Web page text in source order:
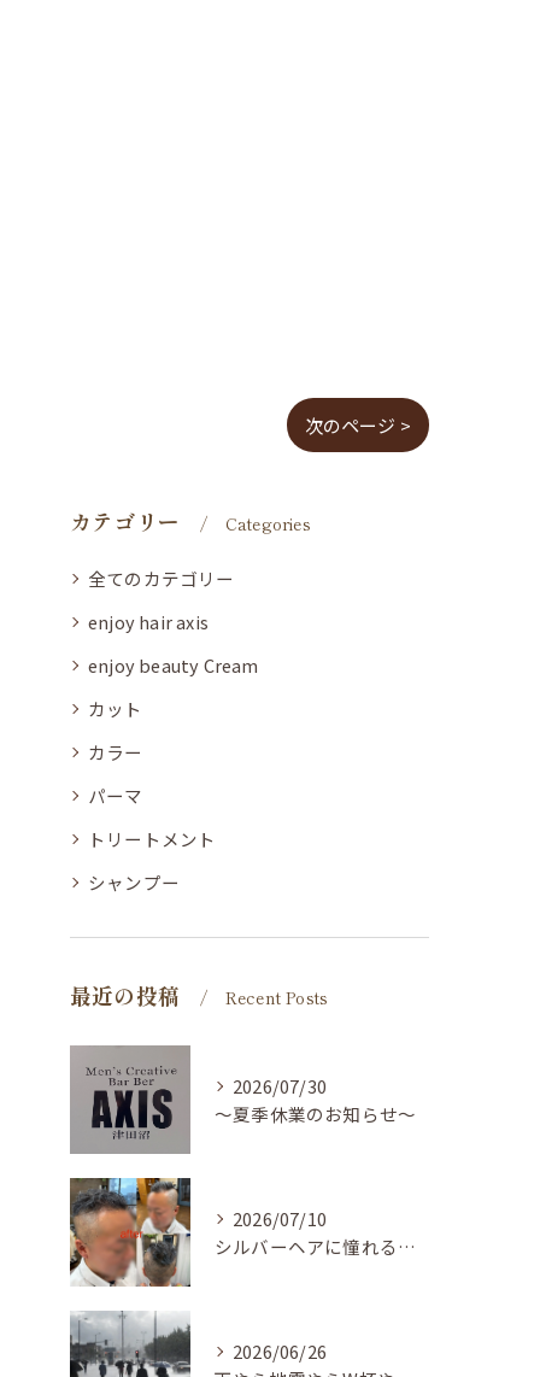
次のページ >
カテゴリー Categories
全てのカテゴリー
enjoy hair axis
enjoy beauty Cream
カット
カラー
パーマ
トリートメント
シャンプー
最近の投稿 Recent Posts
2026/07/30
〜夏季休業のお知らせ〜
2026/07/10
シルバーヘアに憧れる方へ✨
2026/06/26